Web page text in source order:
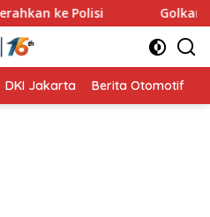
Polisi Golkar Resmi
DKI Jakarta Berita Otomotif